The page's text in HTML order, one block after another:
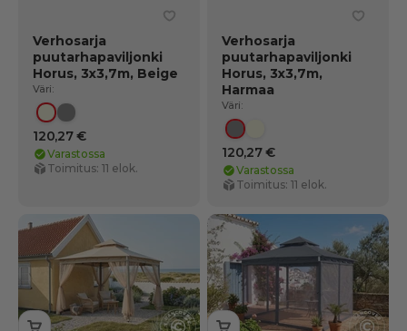
Verhosarja
puutarhapaviljonki
Horus, 3x3,7m, Beige
Väri:
BeigeHarmaa
120,27 €
Varastossa
Toimitus: 11 elok.
Verhosarja
puutarhapaviljonki
Horus, 3x3,7m,
Harmaa
Väri:
Harmaa
120,27 €
Varastossa
Toimitus: 11 elok.